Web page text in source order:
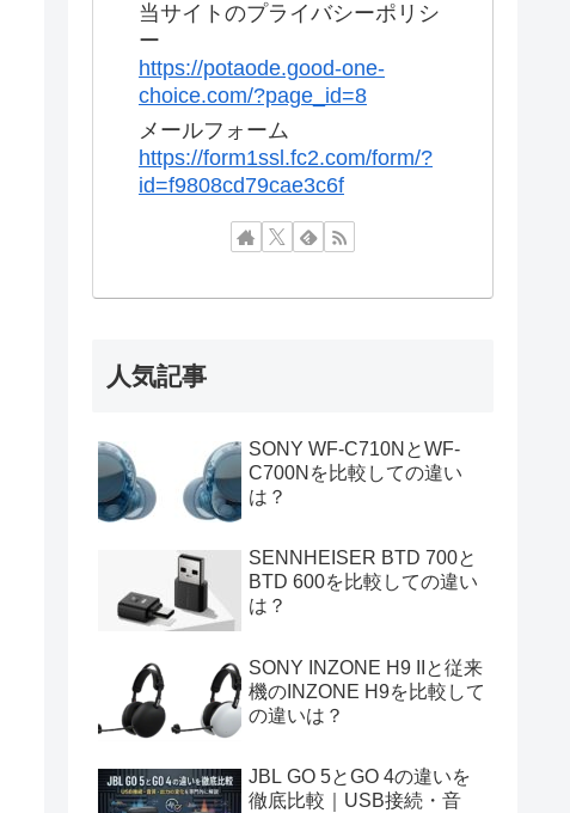
当サイトのプライバシーポリシ
ー
https://potaode.good-one-
choice.com/?page_id=8
メールフォーム
https://form1ssl.fc2.com/form/?
id=f9808cd79cae3c6f
人気記事
SONY WF-C710NとWF-
C700Nを比較しての違い
は？
SENNHEISER BTD 700と
BTD 600を比較しての違い
は？
SONY INZONE H9 IIと従来
機のINZONE H9を比較して
の違いは？
JBL GO 5とGO 4の違いを
徹底比較｜USB接続・音